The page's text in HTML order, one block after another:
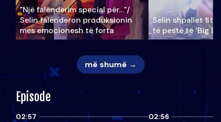
"Një falenderim special për…"/
Selin falënderon produksionin
mes emocionesh të forta
Selin shpallet
të pestë të ‘Big
më shumë →
Episode
02:57 02:56